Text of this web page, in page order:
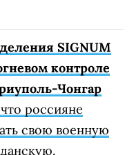
SIGNUM
контроле
Чонгар
россияне
свою военную